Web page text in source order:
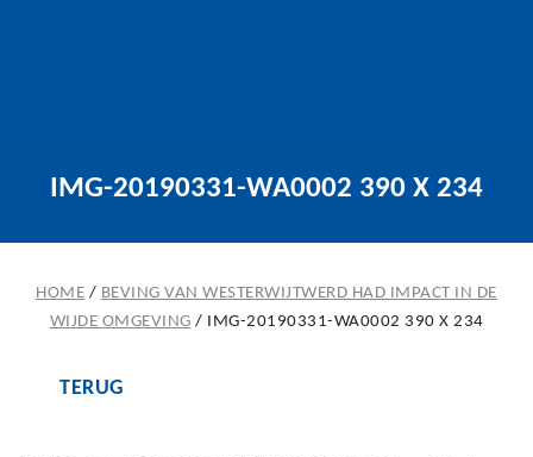
IMG-20190331-WA0002 390 X 234
HOME / BEVING VAN WESTERWIJTWERD HAD IMPACT IN DE
WIJDE OMGEVING / IMG-20190331-WA0002 390 X 234
TERUG